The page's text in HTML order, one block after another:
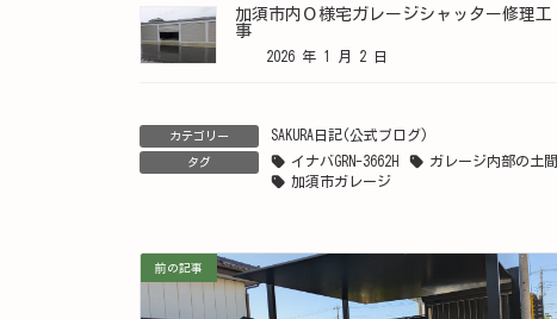
加須市内Ｏ様宅ガレージシャッター修理工
事
2026 年 1 月 2 日
カテゴリー SAKURA日記(公式ブログ)
タグ イナバGRN-3662H ガレージ内部の土間
加須市ガレージ
前の記事